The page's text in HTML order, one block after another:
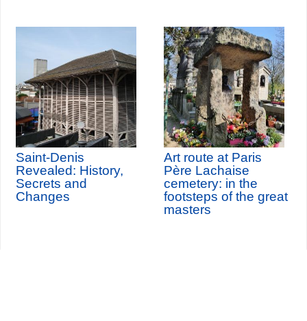
Saint-Denis
Revealed: History,
Secrets and
Changes
Art route at Paris
Père Lachaise
cemetery: in the
footsteps of the great
masters